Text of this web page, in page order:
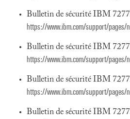
Bulletin de sécurité IBM
https://www.ibm.com/support/pages/
Bulletin de sécurité IBM
https://www.ibm.com/support/pages/
Bulletin de sécurité IBM
https://www.ibm.com/support/pages/
Bulletin de sécurité IBM